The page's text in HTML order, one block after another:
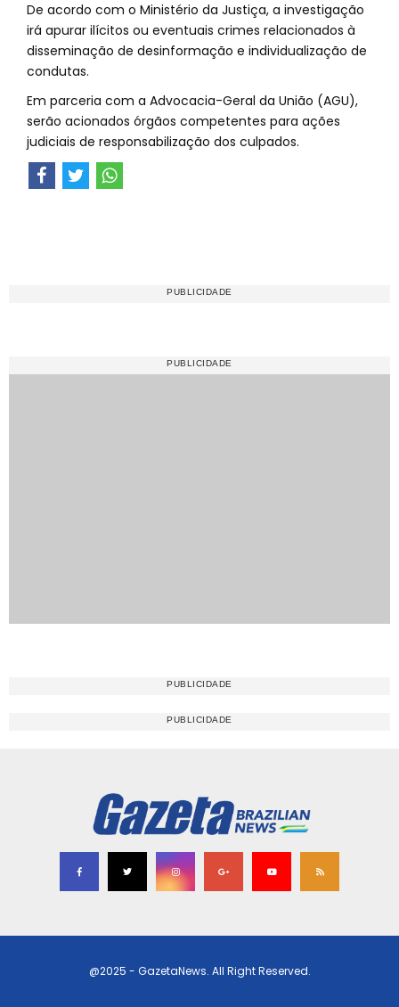
De acordo com o Ministério da Justiça, a investigação
irá apurar ilícitos ou eventuais crimes relacionados à
disseminação de desinformação e individualização de
condutas.
Em parceria com a Advocacia-Geral da União (AGU),
serão acionados órgãos competentes para ações
judiciais de responsabilização dos culpados.
@2025 - GazetaNews. All Right Reserved.